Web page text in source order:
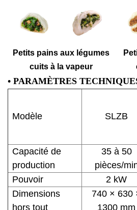
Petits pains aux légumes
cuits à la vapeur
• PARAMÈTRES
Modèle SLZB
Capacité de
production
35 à 50
pièces/
Pouvoir
2 kW
Dimensions
hors tout
740 × 630
1300 mm